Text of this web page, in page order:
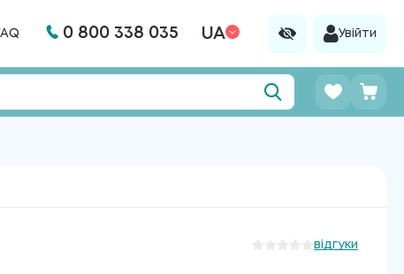
0 800 338 035 UA Увійти
відгуки